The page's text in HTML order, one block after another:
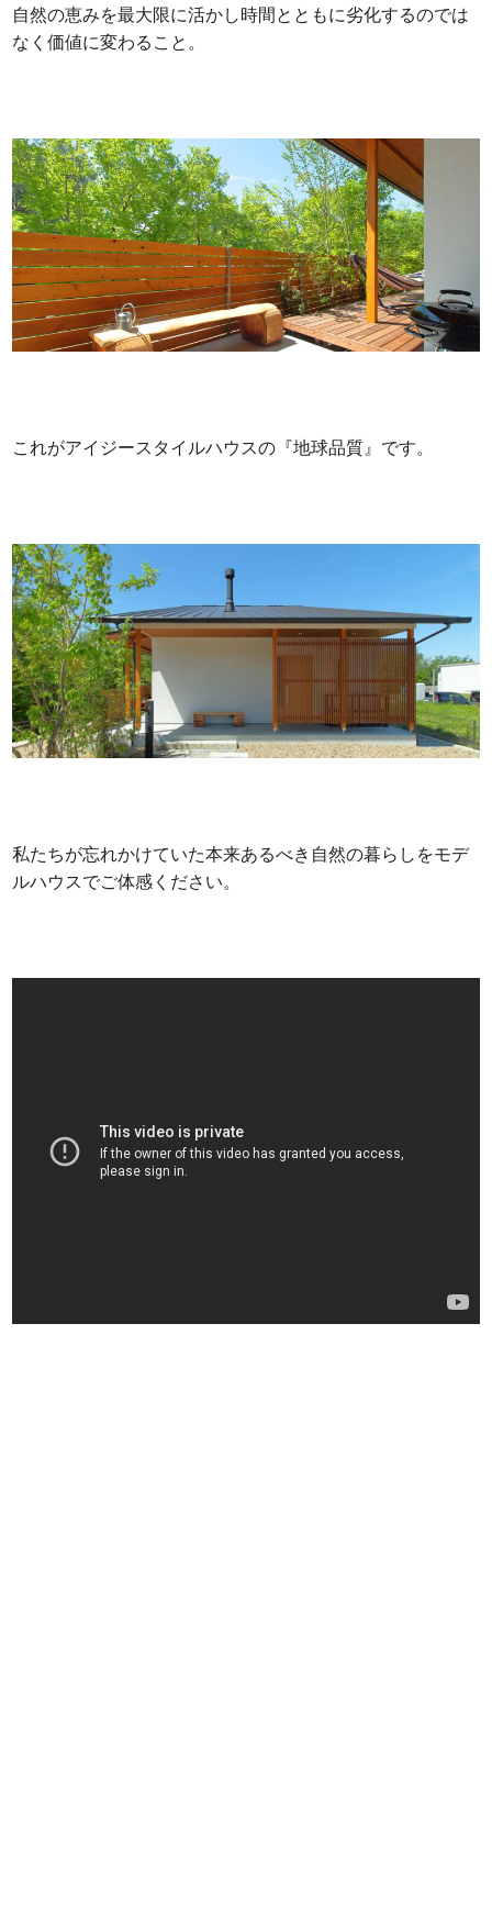
自然の恵みを最大限に活かし時間とともに劣化するのでは
なく価値に変わること。
これがアイジースタイルハウスの『地球品質』です。
私たちが忘れかけていた本来あるべき自然の暮らしをモデ
ルハウスでご体感ください。